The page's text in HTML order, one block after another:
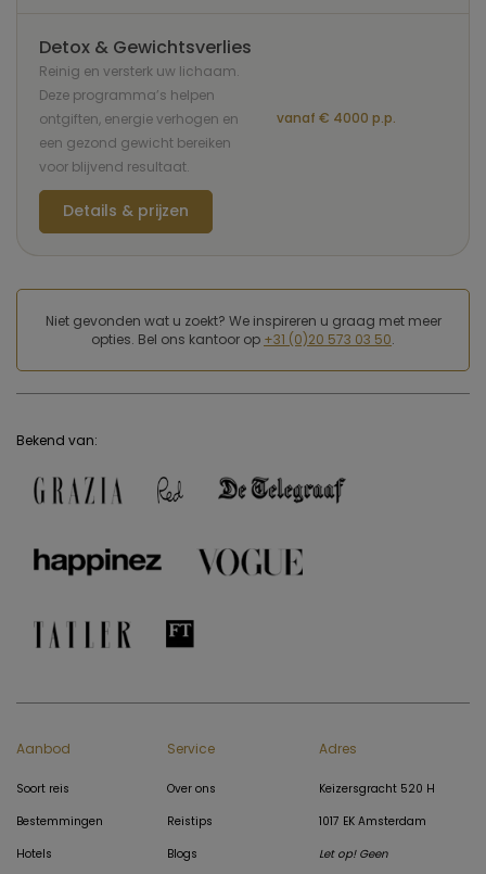
Detox & Gewichtsverlies
Reinig en versterk uw lichaam.
Deze programma’s helpen
ontgiften, energie verhogen en
een gezond gewicht bereiken
voor blijvend resultaat.
vanaf € 4000 p.p.
Details & prijzen
Niet gevonden wat u zoekt? We inspireren u graag met meer
opties. Bel ons kantoor op +31 (0)20 573 03 50.
Bekend van:
Aanbod
Soort reis
Bestemmingen
Hotels
Service
Over ons
Reistips
Blogs
Adres
Keizersgracht 520 H
1017 EK Amsterdam
Let op! Geen